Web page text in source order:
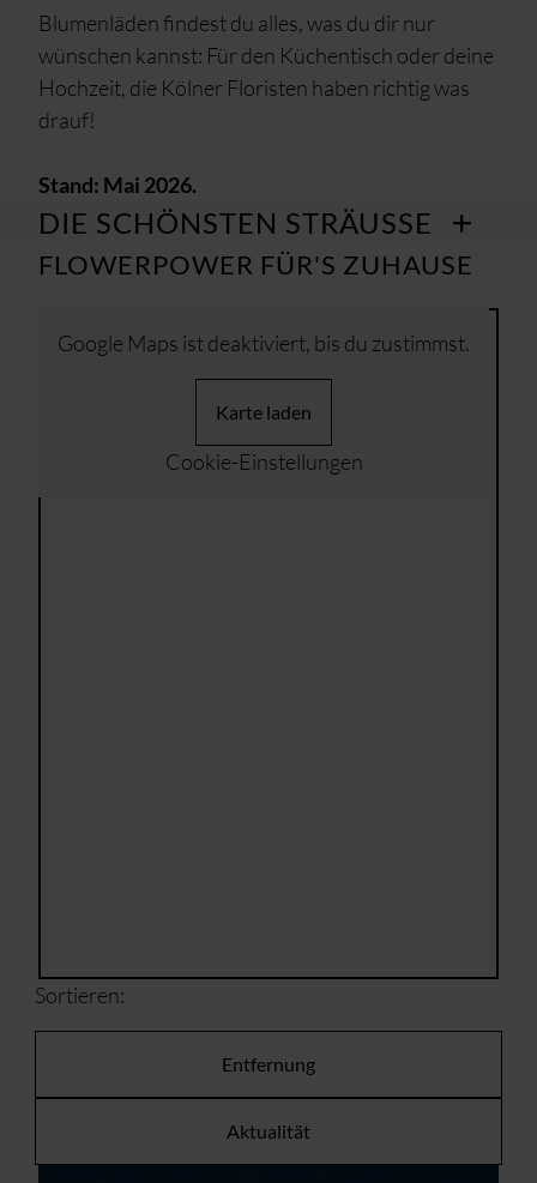
Blumenläden findest du alles, was du dir nur
wünschen kannst: Für den Küchentisch oder deine
Hochzeit, die Kölner Floristen haben richtig was
drauf!
Stand: Mai 2026.
DIE SCHÖNSTEN STRÄUSSE
FLOWERPOWER FÜR'S ZUHAUSE
Google Maps ist deaktiviert, bis du zustimmst.
Karte laden
Cookie-Einstellungen
Sortieren:
Entfernung
Aktualität